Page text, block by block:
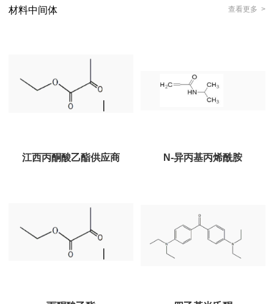
材料中间体 查看更多 >
江西丙酮酸乙酯供应商 N-异丙基丙烯酰胺